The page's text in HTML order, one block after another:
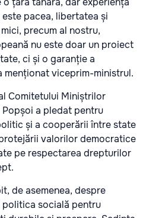
pacea, libertatea și
precum al nostru,
nu este doar un proiect
ci și o garanție a
menționat viceprim-ministrul.
Comitetului Miniștrilor
a pledat pentru
și a cooperării între state
valorilor democratice
pe respectarea drepturilor
de asemenea, despre
socială pentru